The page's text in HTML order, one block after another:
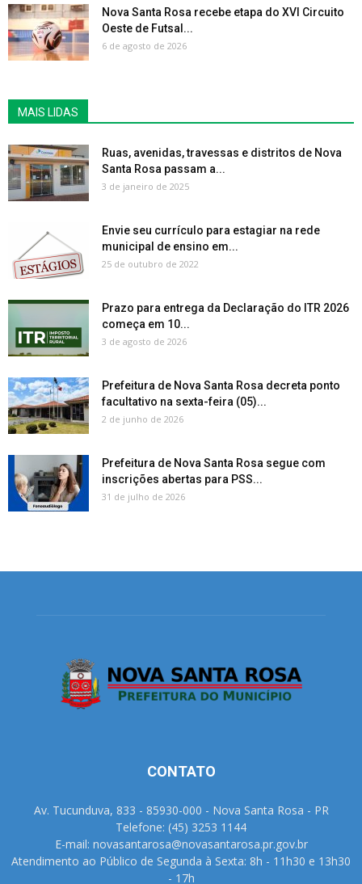
Nova Santa Rosa recebe etapa do XVI Circuito
Oeste de Futsal...
6 de agosto de 2026
MAIS LIDAS
Ruas, avenidas, travessas e distritos de Nova
Santa Rosa passam a...
3 de janeiro de 2025
Envie seu currículo para estagiar na rede
municipal de ensino em...
25 de outubro de 2022
Prazo para entrega da Declaração do ITR 2026
começa em 10...
3 de agosto de 2026
Prefeitura de Nova Santa Rosa decreta ponto
facultativo na sexta-feira (05)...
2 de junho de 2026
Prefeitura de Nova Santa Rosa segue com
inscrições abertas para PSS...
31 de julho de 2026
CONTATO
Av. Tucunduva, 833 - 85930-000 - Nova Santa Rosa - PR
Telefone: (45) 3253 1144
E-mail: novasantarosa@novasantarosa.pr.gov.br
Atendimento ao Público de Segunda à Sexta: 8h - 11h30 e 13h30
- 17h